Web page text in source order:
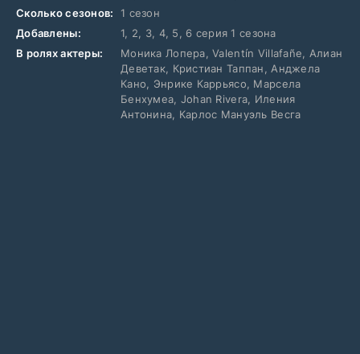
Сколько сезонов:
1 сезон
Добавлены:
1, 2, 3, 4, 5, 6 серия 1 сезона
В ролях актеры:
Моника Лопера, Valentín Villafañe, Алиан
Деветак, Кристиан Таппан, Анджела
Кано, Энрике Каррьясо, Марсела
Бенхумеа, Johan Rivera, Иления
Антонина, Карлос Мануэль Весга